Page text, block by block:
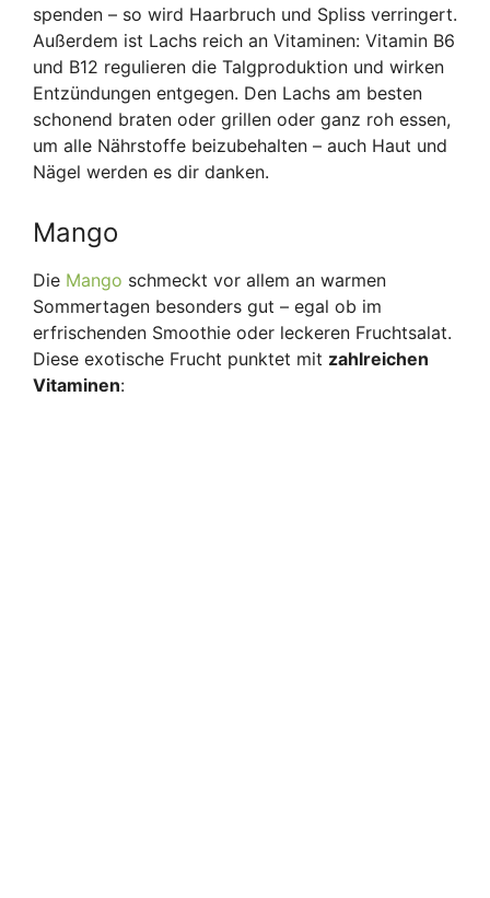
spenden – so wird Haarbruch und Spliss verringert.
Außerdem ist Lachs reich an Vitaminen: Vitamin B6
und B12 regulieren die Talgproduktion und wirken
Entzündungen entgegen. Den Lachs am besten
schonend braten oder grillen oder ganz roh essen,
um alle Nährstoffe beizubehalten – auch Haut und
Nägel werden es dir danken.
Mango
Die Mango schmeckt vor allem an warmen
Sommertagen besonders gut – egal ob im
erfrischenden Smoothie oder leckeren Fruchtsalat.
Diese exotische Frucht punktet mit zahlreichen
Vitaminen: